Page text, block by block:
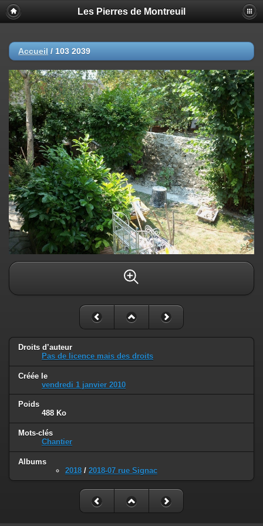
Les Pierres de Montreuil
Accueil / 103 2039
Droits d’auteur
Pas de licence mais des droits
Créée le
vendredi 1 janvier 2010
Poids
488 Ko
Mots-clés
Chantier
Albums
2018 / 2018-07 rue Signac